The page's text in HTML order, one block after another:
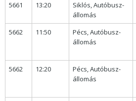
5661 13:20
Siklós, Autóbusz-
állomás
5662
11:50
Pécs, Autóbusz-
állomás
5662 12:20
Pécs, Autóbusz-
állomás